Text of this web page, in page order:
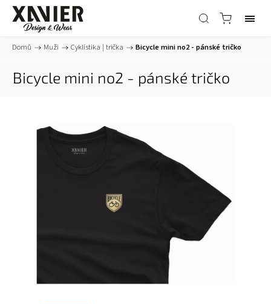
Domů / Muži / Cyklistika | trička / Bicycle mini no2 - pánské tričko
Bicycle mini no2 - pánské tričko